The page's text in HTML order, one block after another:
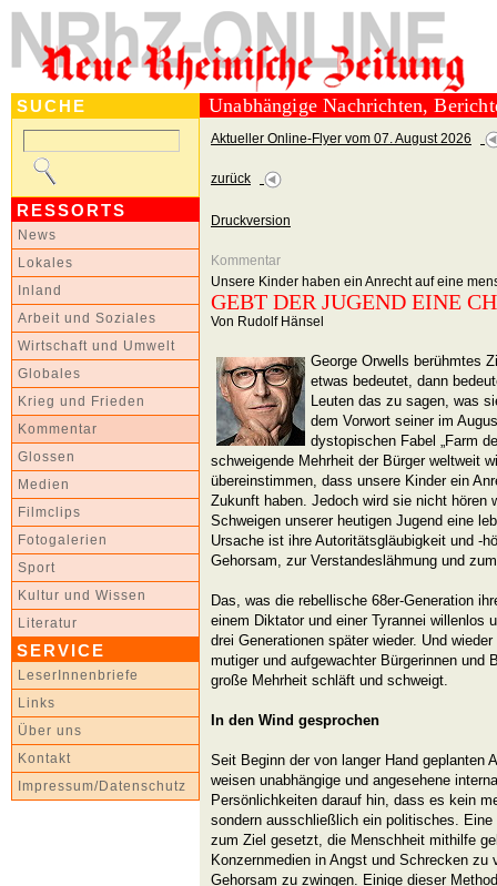
SUCHE
RESSORTS
News
Lokales
Inland
Arbeit und Soziales
Wirtschaft und Umwelt
Globales
Krieg und Frieden
Kommentar
Glossen
Medien
Filmclips
Fotogalerien
Sport
Kultur und Wissen
Literatur
SERVICE
LeserInnenbriefe
Links
Über uns
Kontakt
Impressum/Datenschutz
Unabhängige Nachrichten,
Aktueller Online-Flyer vom 07. August 2026
zurück
Druckversion
Kommentar
Unsere Kinder haben ein Anrecht auf eine
GEBT DER JUGEND EINE
Von Rudolf Hänsel
George Orwells berühmtes
etwas bedeutet, dann
Leuten das zu sagen, was
dem Vorwort seiner im
dystopischen Fabel „Farm
schweigende Mehrheit der Bürger weltweit
übereinstimmen, dass unsere Kinder ein
Zukunft haben. Jedoch wird sie nicht hören
Schweigen unserer heutigen Jugend eine
Ursache ist ihre Autoritätsgläubigkeit und -
Gehorsam, zur Verstandeslähmung und
Das, was die rebellische 68er-Generation
einem Diktator und einer Tyrannei willenlos
drei Generationen später wieder. Und
mutiger und aufgewachter Bürgerinnen und
große Mehrheit schläft und schweigt.
In den Wind gesprochen
Seit Beginn der von langer Hand geplanten
weisen unabhängige und angesehene
Persönlichkeiten darauf hin, dass es kein
sondern ausschließlich ein politisches.
zum Ziel gesetzt, die Menschheit mithilfe
Konzernmedien in Angst und Schrecken
Gehorsam zu zwingen. Einige dieser